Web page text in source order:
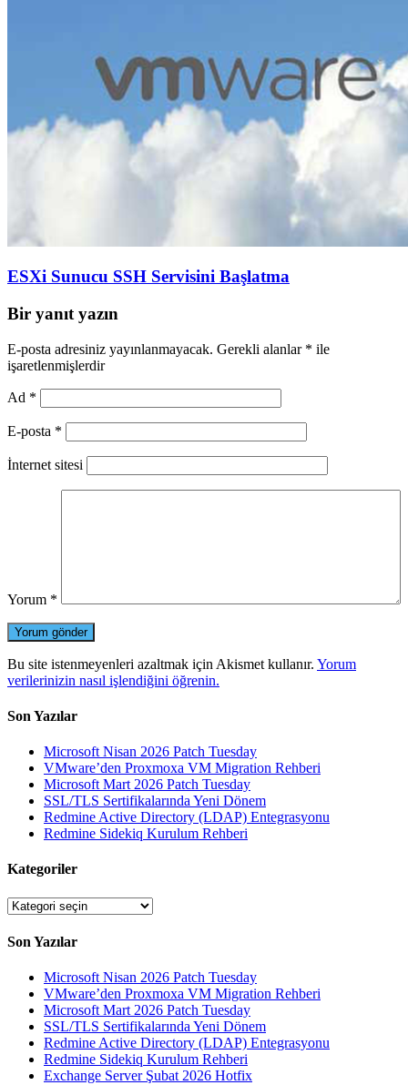
ESXi Sunucu SSH Servisini Başlatma
Bir yanıt yazın
E-posta adresiniz yayınlanmayacak. Gerekli alanlar * ile
işaretlenmişlerdir
Ad *
E-posta *
İnternet sitesi
Yorum *
Bu site istenmeyenleri azaltmak için Akismet kullanır. Yorum
verilerinizin nasıl işlendiğini öğrenin.
Son Yazılar
Microsoft Nisan 2026 Patch Tuesday
VMware’den Proxmoxa VM Migration Rehberi
Microsoft Mart 2026 Patch Tuesday
SSL/TLS Sertifikalarında Yeni Dönem
Redmine Active Directory (LDAP) Entegrasyonu
Redmine Sidekiq Kurulum Rehberi
Kategoriler
Kategoriler
Son Yazılar
Microsoft Nisan 2026 Patch Tuesday
VMware’den Proxmoxa VM Migration Rehberi
Microsoft Mart 2026 Patch Tuesday
SSL/TLS Sertifikalarında Yeni Dönem
Redmine Active Directory (LDAP) Entegrasyonu
Redmine Sidekiq Kurulum Rehberi
Exchange Server Şubat 2026 Hotfix